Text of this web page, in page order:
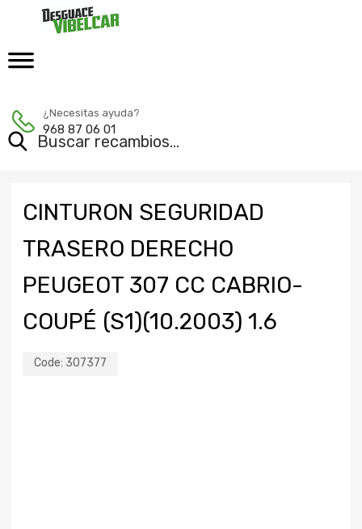
¿Necesitas ayuda?
968 87 06 01
CINTURON SEGURIDAD
TRASERO DERECHO
PEUGEOT 307 CC CABRIO-
COUPÉ (S1)(10.2003) 1.6
Code: 307377